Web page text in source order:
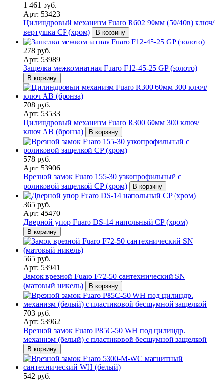
1 461 руб.
Арт: 53423
Цилиндровый механизм Fuaro R602 90мм (50/40в) ключ/
вертушка CP (хром)
В корзину
278 руб.
Арт: 53989
Защелка межкомнатная Fuaro F12-45-25 GP (золото)
В корзину
708 руб.
Арт: 53533
Цилиндровый механизм Fuaro R300 60мм 300 ключ/
ключ AB (бронза)
В корзину
578 руб.
Арт: 53906
Врезной замок Fuaro 155-30 узкопрофильный с
роликовой защелкой CP (хром)
В корзину
365 руб.
Арт: 45470
Дверной упор Fuaro DS-14 напольный CP (хром)
В корзину
565 руб.
Арт: 53941
Замок врезной Fuaro F72-50 сантехнический SN
(матовый никель)
В корзину
703 руб.
Арт: 53962
Врезной замок Fuaro P85C-50 WH под цилиндр.
механизм (белый) с пластиковой бесшумной защелкой
В корзину
542 руб.